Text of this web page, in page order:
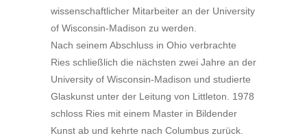
wissenschaftlicher Mitarbeiter an der University
of Wisconsin-Madison zu werden.
Nach seinem Abschluss in Ohio verbrachte
Ries schließlich die nächsten zwei Jahre an der
University of Wisconsin-Madison und studierte
Glaskunst unter der Leitung von Littleton. 1978
schloss Ries mit einem Master in Bildender
Kunst ab und kehrte nach Columbus zurück.